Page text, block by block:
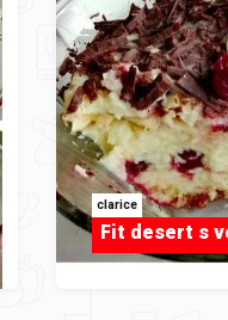
clarice
Fit desert s